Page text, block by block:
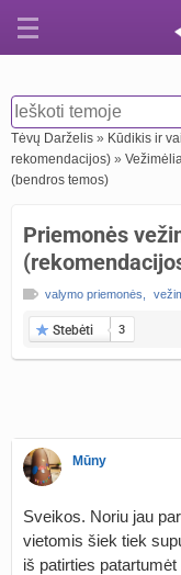
Tėvų Darželis » Kūdikis ir
rekomendacijos) »
(bendros temos)
Priemonės
valymo priemonės
Stebėti 3
Mūny
Sveikos. Noriu jau
vietomis šiek tiek
iš patirties